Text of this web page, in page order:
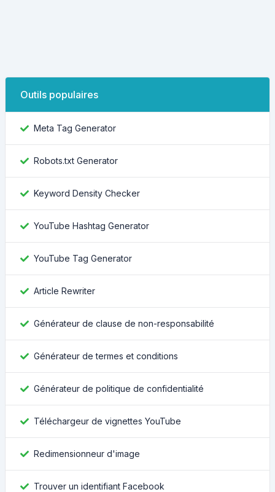
Outils populaires
Meta Tag Generator
Robots.txt Generator
Keyword Density Checker
YouTube Hashtag Generator
YouTube Tag Generator
Article Rewriter
Générateur de clause de non-responsabilité
Générateur de termes et conditions
Générateur de politique de confidentialité
Téléchargeur de vignettes YouTube
Redimensionneur d'image
Trouver un identifiant Facebook